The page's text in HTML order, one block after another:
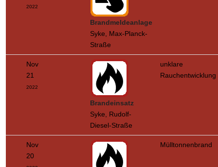
2022
Brandmeldeanlage
Syke, Max-Planck-
Straße
Nov
21
2022
Brandeinsatz
Syke, Rudolf-
Diesel-Straße
unklare
Rauchentwicklung
Nov
20
Mülltonnenbrand